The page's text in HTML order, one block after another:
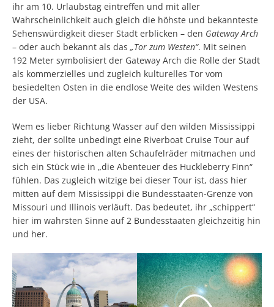
ihr am 10. Urlaubstag eintreffen und mit aller
Wahrscheinlichkeit auch gleich die höhste und bekannteste
Sehenswürdigkeit dieser Stadt erblicken – den Gateway Arch
– oder auch bekannt als das „Tor zum Westen“. Mit seinen
192 Meter symbolisiert der Gateway Arch die Rolle der Stadt
als kommerzielles und zugleich kulturelles Tor vom
besiedelten Osten in die endlose Weite des wilden Westens
der USA.
Wem es lieber Richtung Wasser auf den wilden Mississippi
zieht, der sollte unbedingt eine Riverboat Cruise Tour auf
eines der historischen alten Schaufelräder mitmachen und
sich ein Stück wie in „die Abenteuer des Huckleberry Finn“
fühlen. Das zugleich witzige bei dieser Tour ist, dass hier
mitten auf dem Mississippi die Bundesstaaten-Grenze von
Missouri und Illinois verläuft. Das bedeutet, ihr „schippert“
hier im wahrsten Sinne auf 2 Bundesstaaten gleichzeitig hin
und her.